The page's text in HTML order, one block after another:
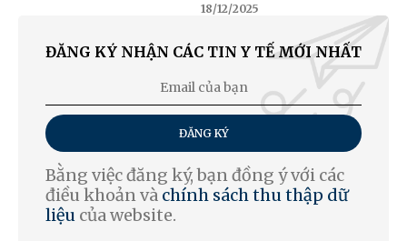
18/12/2025
ĐĂNG KÝ NHẬN CÁC TIN Y TẾ MỚI NHẤT
ĐĂNG KÝ
Bằng việc đăng ký, bạn đồng ý với các
điều khoản và chính sách thu thập dữ
liệu của website.